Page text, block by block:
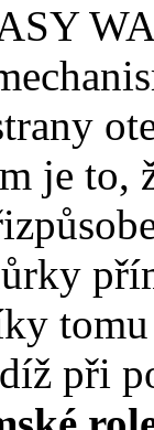
je to,
při